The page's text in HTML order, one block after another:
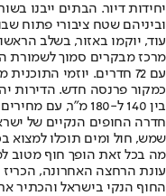
יחידות דיור. הבתים ייבנו
וביניהם שטח ציבורי פתוח
עוד, יוקמו באזור, בשלב
עם 72 חדרים. יוזמי
כמקור פרנסה חדש. הדירות
בין 140 ל-180 מ"ר, עם מחירים החל מ-2,800,000 שקל.
חדרה החופים הנקיים של
שמש, חול ומים תוכלו למצוא
מה בכל זאת הופך חוף מטוב
עונת הרחצה האחרונה,
החוף הנקי בישראל והכתיר